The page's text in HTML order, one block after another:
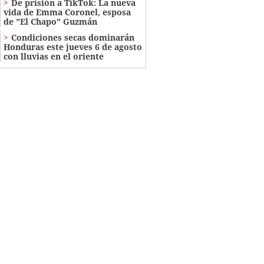
De prisión a TikTok: La nueva
vida de Emma Coronel, esposa
de "El Chapo" Guzmán
Condiciones secas dominarán
Honduras este jueves 6 de agosto
con lluvias en el oriente